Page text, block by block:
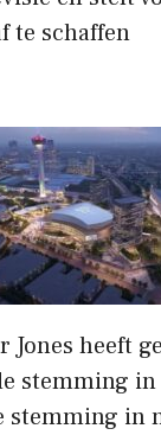
te schaffen
Jones heeft
stemming
stemming in